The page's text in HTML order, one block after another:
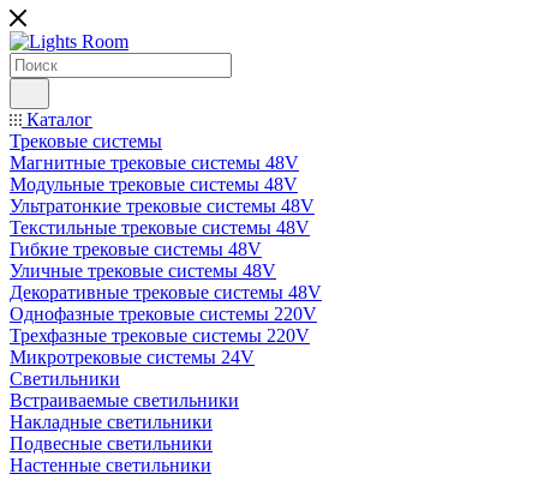
Каталог
Трековые системы
Магнитные трековые системы 48V
Модульные трековые системы 48V
Ультратонкие трековые системы 48V
Текстильные трековые системы 48V
Гибкие трековые системы 48V
Уличные трековые системы 48V
Декоративные трековые системы 48V
Однофазные трековые системы 220V
Трехфазные трековые системы 220V
Микротрековые системы 24V
Светильники
Встраиваемые светильники
Накладные светильники
Подвесные светильники
Настенные светильники